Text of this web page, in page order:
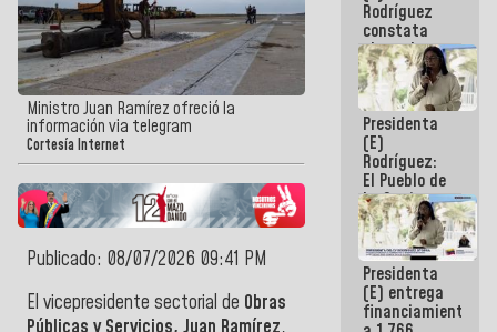
Ministro Juan Ramírez ofreció la
información via telegram
Cortesía Internet
Publicado: 08/07/2026 09:41 PM
El vicepresidente sectorial de Obras
Rodríguez
constata
obras de
rehabilitación
de Escuela
Militar de
Mamo en La
Guaira
Presidenta
(E)
Rodríguez:
El Pueblo de
La Guaira
siempre
estará
acompañada
por el
Gobierno
Nacional
Presidenta
(E) entrega
financiamientos